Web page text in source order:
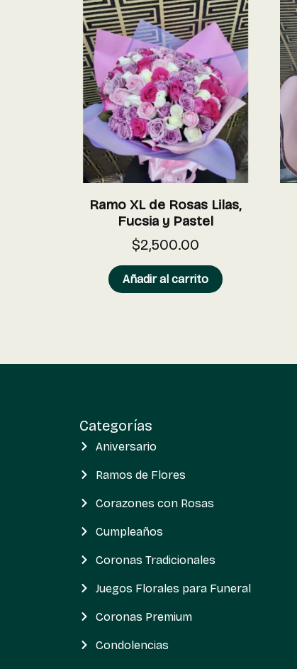
Ramo XL de Rosas Lilas,
Fucsia y Pastel
$2,500.00
Añadir al carrito
Categorías
Aniversario
Ramos de Flores
Corazones con Rosas
Cumpleaños
Coronas Tradicionales
Juegos Florales para Funeral
Coronas Premium
Condolencias